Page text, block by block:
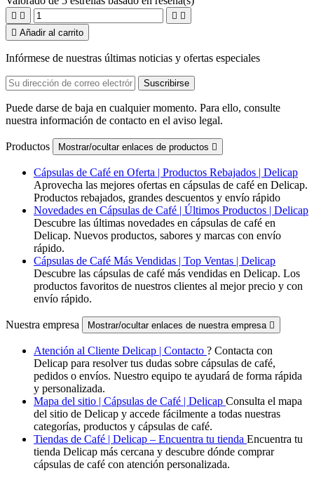
   
 Añadir al carrito
Infórmese de nuestras últimas noticias y ofertas especiales
Puede darse de baja en cualquier momento. Para ello, consulte
nuestra información de contacto en el aviso legal.
Productos Mostrar/ocultar enlaces de productos 
Cápsulas de Café en Oferta | Productos Rebajados | Delicap
Aprovecha las mejores ofertas en cápsulas de café en Delicap.
Productos rebajados, grandes descuentos y envío rápido
Novedades en Cápsulas de Café | Últimos Productos | Delicap
Descubre las últimas novedades en cápsulas de café en
Delicap. Nuevos productos, sabores y marcas con envío
rápido.
Cápsulas de Café Más Vendidas | Top Ventas | Delicap
Descubre las cápsulas de café más vendidas en Delicap. Los
productos favoritos de nuestros clientes al mejor precio y con
envío rápido.
Nuestra empresa Mostrar/ocultar enlaces de nuestra empresa 
Atención al Cliente Delicap | Contacto ? Contacta con
Delicap para resolver tus dudas sobre cápsulas de café,
pedidos o envíos. Nuestro equipo te ayudará de forma rápida
y personalizada.
Mapa del sitio | Cápsulas de Café | Delicap Consulta el mapa
del sitio de Delicap y accede fácilmente a todas nuestras
categorías, productos y cápsulas de café.
Tiendas de Café | Delicap – Encuentra tu tienda Encuentra tu
tienda Delicap más cercana y descubre dónde comprar
cápsulas de café con atención personalizada.